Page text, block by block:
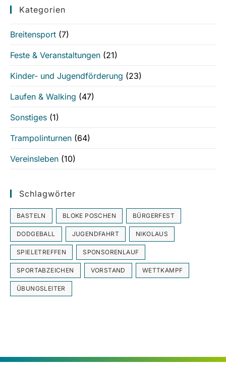
Kategorien
Breitensport (7)
Feste & Veranstaltungen (21)
Kinder- und Jugendförderung (23)
Laufen & Walking (47)
Sonstiges (1)
Trampolinturnen (64)
Vereinsleben (10)
Schlagwörter
BASTELN BLOKE POSCHEN BÜRGERFEST
DODGEBALL JUGENDFAHRT NIKOLAUS
SPIELETREFFEN SPONSORENLAUF
SPORTABZEICHEN VORSTAND WETTKAMPF
ÜBUNGSLEITER